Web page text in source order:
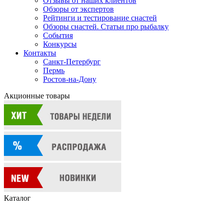
Обзоры от экспертов
Рейтинги и тестирование снастей
Обзоры снастей. Статьи про рыбалку
События
Конкурсы
Контакты
Санкт-Петербург
Пермь
Ростов-на-Дону
Акционные товары
Каталог